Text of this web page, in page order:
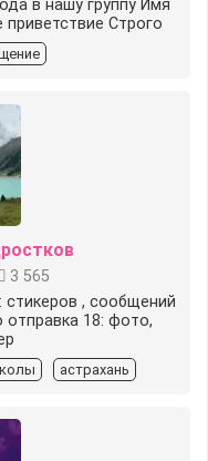
в нашу группу ️Имя
Строго
3 565
стикеров , сообщений
18: фото,
астрахань